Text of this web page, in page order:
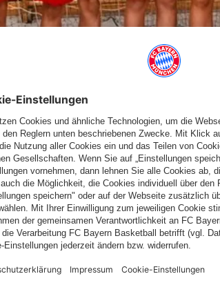
der Endstand von 40:30 zugunsten
kehrte zur Mannschaft zurück,
ihn komplett und lagen schnell
den Abstand auf die Gäste durch
Seitenwechsel.
und gewonnen Zweikämpfe
nutzte jede Unkonzentriertheit